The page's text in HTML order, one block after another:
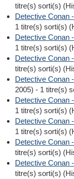
titre(s) sorti(s)
Detective Conan
1 titre(s) sorti(s)
Detective Conan
1 titre(s) sorti(s)
Detective Conan
titre(s) sorti(s)
Detective Conan
2005) - 1 titre(s)
Detective Conan
1 titre(s) sorti(s)
Detective Conan
1 titre(s) sorti(s)
Detective Conan
titre(s) sorti(s)
Detective Conan
titre(s) sorti(s)